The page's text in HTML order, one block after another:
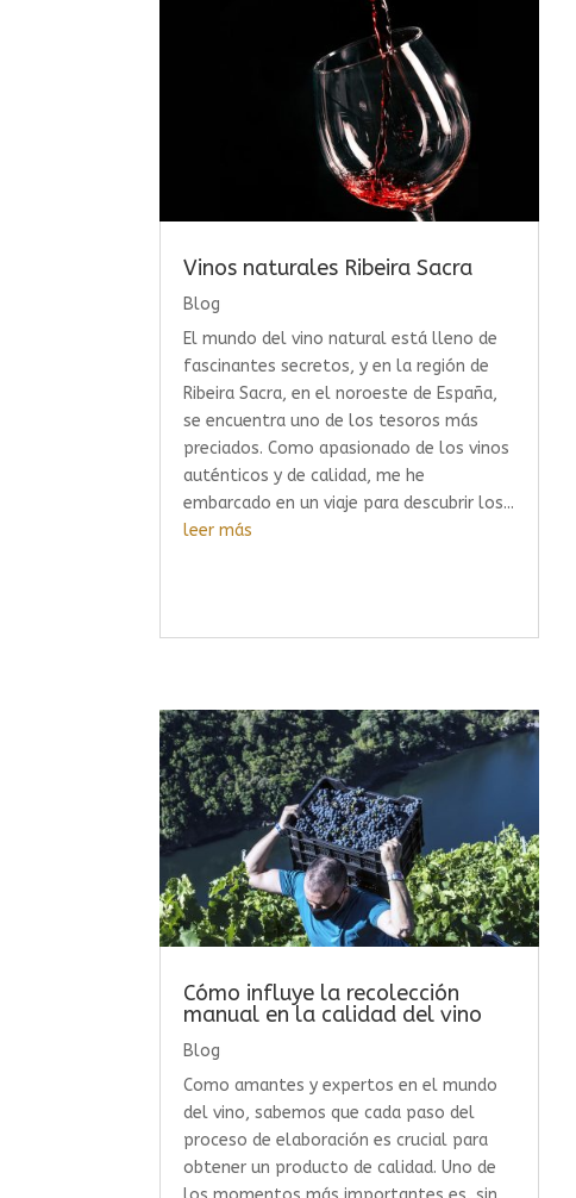
Vinos naturales Ribeira Sacra
Blog
El mundo del vino natural está lleno de
fascinantes secretos, y en la región de
Ribeira Sacra, en el noroeste de España,
se encuentra uno de los tesoros más
preciados. Como apasionado de los vinos
auténticos y de calidad, me he
embarcado en un viaje para descubrir los...
leer más
Cómo influye la recolección
manual en la calidad del vino
Blog
Como amantes y expertos en el mundo
del vino, sabemos que cada paso del
proceso de elaboración es crucial para
obtener un producto de calidad. Uno de